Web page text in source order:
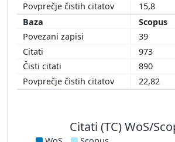
15,8
Scopus
39
973
890
22,82
Citati (TC) WoS/